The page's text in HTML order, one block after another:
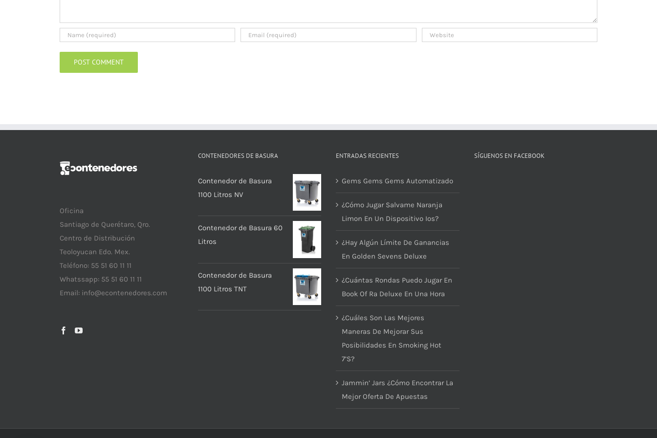
Oficina
Santiago de Querétaro, Qro.
Centro de Distribución
Teoloyucan Edo. Mex.
Teléfono: 55 51 60 11 11
Whatssapp: 55 51 60 11 11
Email: info@econtenedores.com
CONTENEDORES DE BASURA
Contenedor de Basura
1100 Litros NV
Contenedor de Basura 60
Litros
Contenedor de Basura
1100 Litros TNT
ENTRADAS RECIENTES
Gems Gems Gems Automatizado
¿Cómo Jugar Salvame Naranja
Limon En Un Dispositivo Ios?
¿Hay Algún Límite De Ganancias
En Golden Sevens Deluxe
¿Cuántas Rondas Puedo Jugar En
Book Of Ra Deluxe En Una Hora
¿Cuáles Son Las Mejores
Maneras De Mejorar Sus
Posibilidades En Smoking Hot
7’S?
Jammin’ Jars ¿Cómo Encontrar La
Mejor Oferta De Apuestas
SÍGUENOS EN FACEBOOK